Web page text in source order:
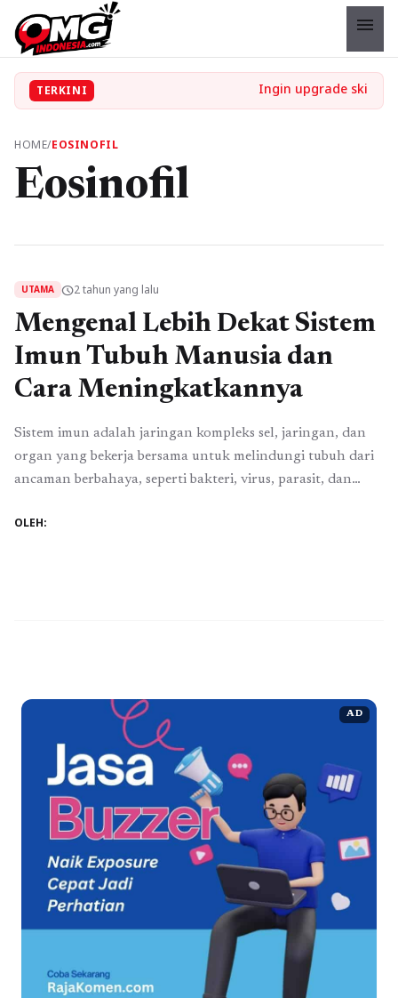
menu
TERKINI
HOME/EOSINOFIL
Eosinofil
UTAMA schedule2 tahun yang lalu
Mengenal Lebih Dekat Sistem
Imun Tubuh Manusia dan
Cara Meningkatkannya
Sistem imun adalah jaringan kompleks sel, jaringan, dan
organ yang bekerja bersama untuk melindungi tubuh dari
ancaman berbahaya, seperti bakteri, virus, parasit, dan
mengenali dan melawan zat asing yang masuk ke dalam
OLEH:
AD